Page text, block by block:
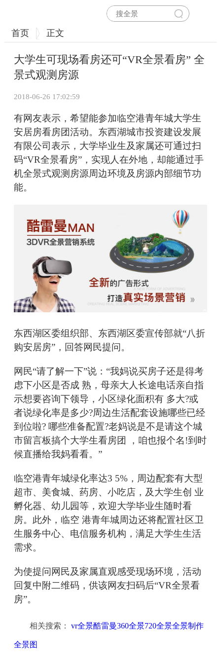
首页 正文
大学生可现场看房还可“VR全景看房” 全
景式观测房源
2018-06-26 17:02:59
有网友表示，希望能参加临空港青年城大学生
安居房看房团活动。东西湖城市投资建设发展
有限公司表示，大学毕业生及家属还可通过扫
码“VR全景看房”，实现人在外地，却能通过手
机全景式观测房源周边环境及房源内部细节功
能。
东西湖区委组织部、东西湖区委宣传部就“八折
购安居房”，回答网民提问。
网民“请了解一下”说：“我妈说买房子还是得考
虑下小区是否成 熟，母亲大人长途电话亲自指
示想要咨询下领导，小区绿化面积有 多大?或
者说绿化率是多少?周边生活配套设施哪些已经
到位啦? 哪些准备配置?老妈说是不是请这个城
市留言板搞个大学生看房团 ，咱也报个名!到时
候直播给我妈看看。”
临空港青年城绿化率达3 5%，周边配套有大型
超市、美食城、药房、小吃店，及大学生创 业
孵化器、幼儿园等，欢迎大学毕业生随时看
房。此外，临空 港青年城周边还将配置社区卫
生服务中心、电信服务机构，满足大学生生活
需求。
为使提问网民及家属直观感受现场环境，活动
回复中附二维码，供该网友扫码后“VR全景看
房”。
相关搜索： vr全景酷雷曼360全景720全景全景制作
全景图